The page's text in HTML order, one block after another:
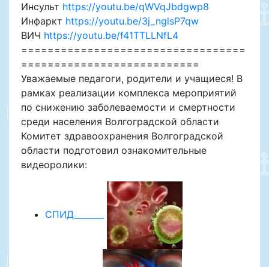
Инсульт https://youtu.be/qWVqJbdgwp8
Инфаркт https://youtu.be/3j_nglsP7qw
ВИЧ https://youtu.be/f41TTLLNfL4
==================================
===========================
Уважаемые педагоги, родители и учащиеся! В
рамках реализации комплекса мероприятий
по снижению заболеваемости и смертности
среди населения Волгоградской области
Комитет здравоохранения Волгоградской
области подготовил ознакомительные
видеоролики:
СПИД_______